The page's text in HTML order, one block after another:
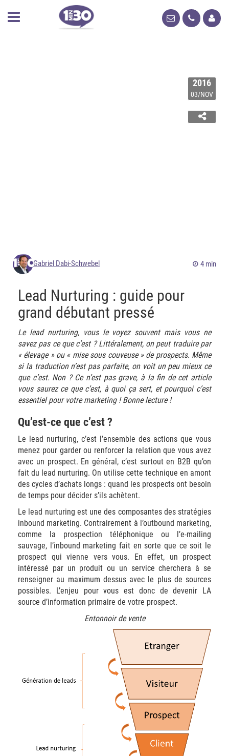
2016
03/NOV
Gabriel Dabi-Schwebel 4 min
Lead Nurturing : guide pour
grand débutant pressé
Le lead nurturing, vous le voyez souvent mais vous ne
savez pas ce que c’est ? Littéralement, on peut traduire par
« élevage » ou « mise sous couveuse » de prospects. Même
si la traduction n’est pas parfaite, on voit un peu mieux ce
que c’est. Non ? Ce n’est pas grave, à la fin de cet article
vous saurez ce que c’est, à quoi ça sert, et pourquoi c’est
essentiel pour votre marketing ! Bonne lecture !
Qu’est-ce que c’est ?
Le lead nurturing, c’est l’ensemble des actions que vous
menez pour garder ou renforcer la relation que vous avez
avec un prospect. En général, c’est surtout en B2B qu’on
fait du lead nurturing. On utilise cette technique en amont
des cycles d’achats longs : quand les prospects ont besoin
de temps pour décider s’ils achètent.
Le lead nurturing est une des composantes des stratégies
inbound marketing. Contrairement à l’outbound marketing,
comme la prospection téléphonique ou l’e-mailing
sauvage, l’inbound marketing fait en sorte que ce soit le
prospect qui vienne vers vous. En effet, un prospect
intéressé par un produit ou un service cherchera à se
renseigner au maximum dessus avec le plus de sources
possibles. L’enjeu pour vous est donc de devenir LA
source d’information primaire de votre prospect.
Entonnoir de vente